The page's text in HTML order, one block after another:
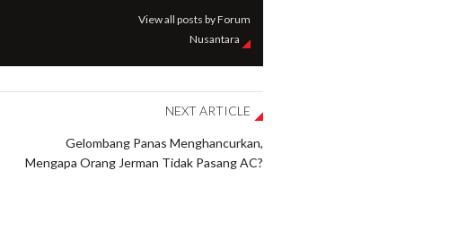
View all posts by Forum
Nusantara
NEXT ARTICLE
Gelombang Panas Menghancurkan,
Mengapa Orang Jerman Tidak Pasang AC?